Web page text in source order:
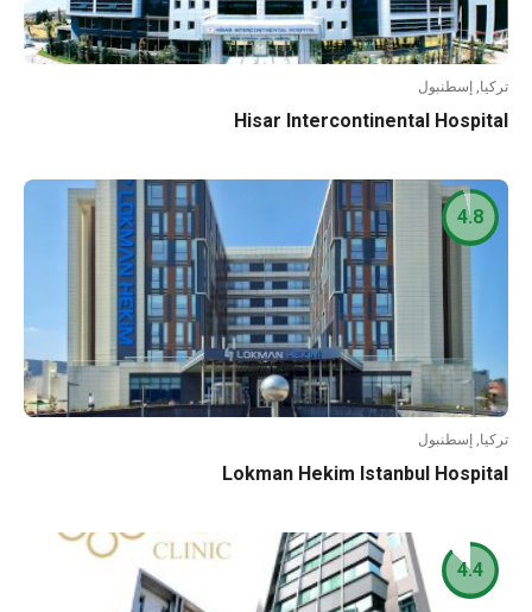
تركيا, إسطنبول
Hisar Intercontinental Hospital
تركيا, إسطنبول
Lokman Hekim Istanbul Hospital
4.8
4.4